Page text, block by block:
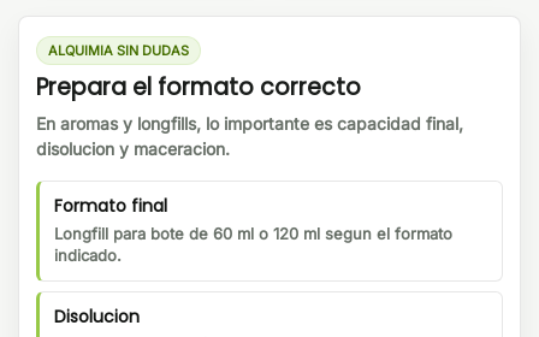
ALQUIMIA SIN DUDAS
Prepara el formato correcto
En aromas y longfills, lo importante es capacidad final,
disolucion y maceracion.
Formato final
Longfill para bote de 60 ml o 120 ml segun el formato
indicado.
Disolucion